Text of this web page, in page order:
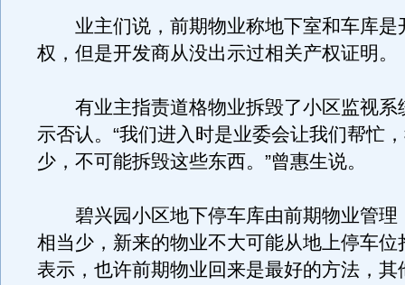
业主们说，前期物业称地下室和车库是
权，但是开发商从没出示过相关产权证明。
有业主指责道格物业拆毁了小区监视系
示否认。“我们进入时是业委会让我们帮忙
少，不可能拆毁这些东西。”曾惠生说。
碧兴园小区地下停车库由前期物业管理
相当少，新来的物业不大可能从地上停车位
表示，也许前期物业回来是最好的方法，其